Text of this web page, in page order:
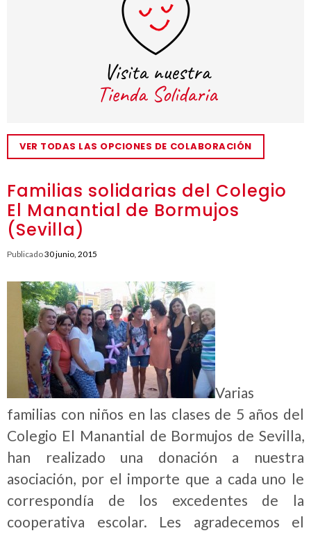
Familias solidarias del Colegio
El Manantial de Bormujos
(Sevilla)
Publicado30 junio, 2015
Varias
familias con niños en las clases de 5 años del
Colegio El Manantial de Bormujos de Sevilla,
han realizado una donación a nuestra
asociación, por el importe que a cada uno le
correspondía de los excedentes de la
cooperativa escolar. Les agradecemos el
VER TODAS LAS OPCIONES DE COLABORACIÓN